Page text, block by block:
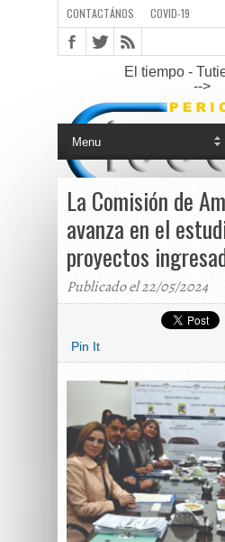
CONTACTÁNOS COVID-19
El tiempo -
-->
La Comisión de
avanza en el
proyectos
Publicado el 22/05/2024
Pin It